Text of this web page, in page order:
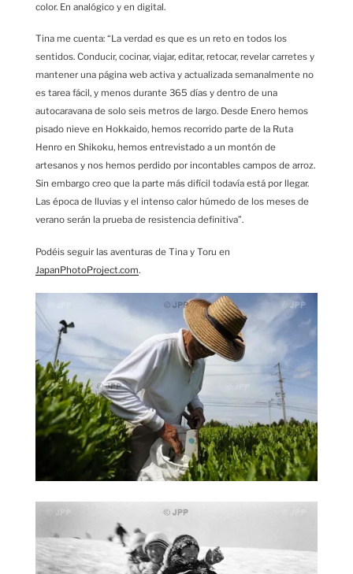
color. En analógico y en digital.
Tina me cuenta: “La verdad es que es un reto en todos los
sentidos. Conducir, cocinar, viajar, editar, retocar, revelar carretes y
mantener una página web activa y actualizada semanalmente no
es tarea fácil, y menos durante 365 días y dentro de una
autocaravana de solo seis metros de largo. Desde Enero hemos
pisado nieve en Hokkaido, hemos recorrido parte de la Ruta
Henro en Shikoku, hemos entrevistado a un montón de
artesanos y nos hemos perdido por incontables campos de arroz.
Sin embargo creo que la parte más difícil todavía está por llegar.
Las época de lluvias y el intenso calor húmedo de los meses de
verano serán la prueba de resistencia definitiva”.
Podéis seguir las aventuras de Tina y Toru en
JapanPhotoProject.com.